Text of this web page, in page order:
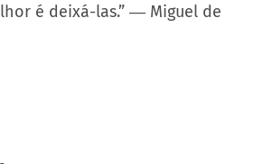
é deixá-las.” ― Miguel de